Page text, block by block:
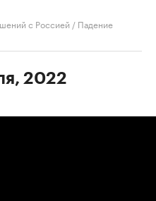
с Россией / Падение
2022